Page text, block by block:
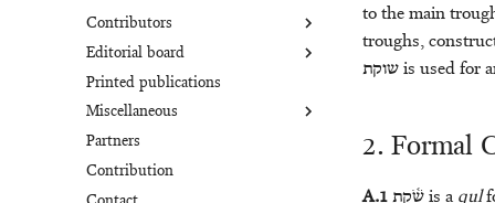
תְּכֵלֶת - bluish purple
תִּפְלָה - senselessness
תְּשׁוּעָה - deliverance, state of
Benevolence
Birds
Blessing
Cloth
Colours
Commitment
Contributors
James K. Aitken
Bob Becking
Panc C. Beentjes
W.A.M. Beuken
Benjamin M. Bogerd
Editorial board
Marilyn Burton
Raymond de Hoop
Marjo Korpel
Alessandra Pecchioli
Printed publications
Miscellaneous
Overview Deliverance
Kly Project
Partners
Contribution
to the main
troughs,
שוקתis used for
2. Formal